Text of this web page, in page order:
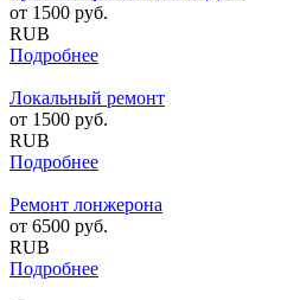
от 1500 руб.
RUB
Подробнее
Локальный ремонт
от 1500 руб.
RUB
Подробнее
Ремонт лонжерона
от 6500 руб.
RUB
Подробнее